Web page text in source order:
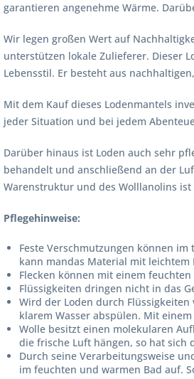
garantieren angenehme Wärme.
Wir legen großen Wert auf
unterstützen lokale Zulieferer. Dieser
Lebensstil. Er besteht aus
Mit dem Kauf dieses Lodenmantels
jeder Situation und bei jedem
Darüber hinaus ist Loden auch sehr
behandelt und anschließend an der
Warenstruktur und des Wolllanolins
Pflegehinweise:
Feste Verschmutzungen können
kann mandas Material mit
Flecken können mit einem
Flüssigkeiten dringen nicht in das
Wird der Loden durch
klarem Wasser abspülen. Mit
Wolle besitzt einen molekularen
die frische Luft hängen, so hat sich
Durch seine Verarbeitungsweise
im feuchten und warmen Bad auf.